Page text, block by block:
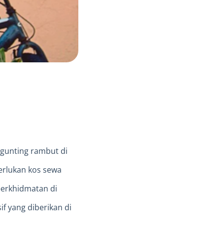
rambut di
kos sewa
di
yang diberikan di